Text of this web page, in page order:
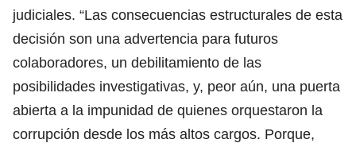
judiciales. “Las consecuencias estructurales de esta
decisión son una advertencia para futuros
colaboradores, un debilitamiento de las
posibilidades investigativas, y, peor aún, una puerta
abierta a la impunidad de quienes orquestaron la
corrupción desde los más altos cargos. Porque,